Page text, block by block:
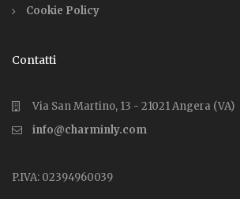
Cookie Policy
Contatti
Via San Martino, 13 - 21021 Angera (VA)
info@charminly.com
P.IVA: 02394960039